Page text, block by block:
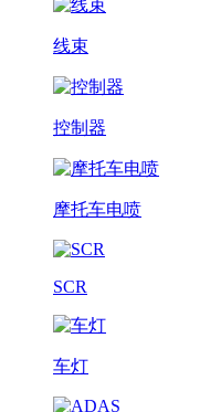
线束
控制器
摩托车电喷
SCR
车灯